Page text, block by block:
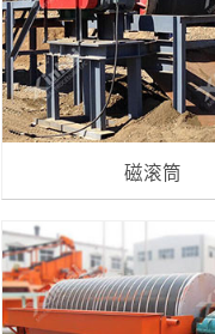
磁滚筒